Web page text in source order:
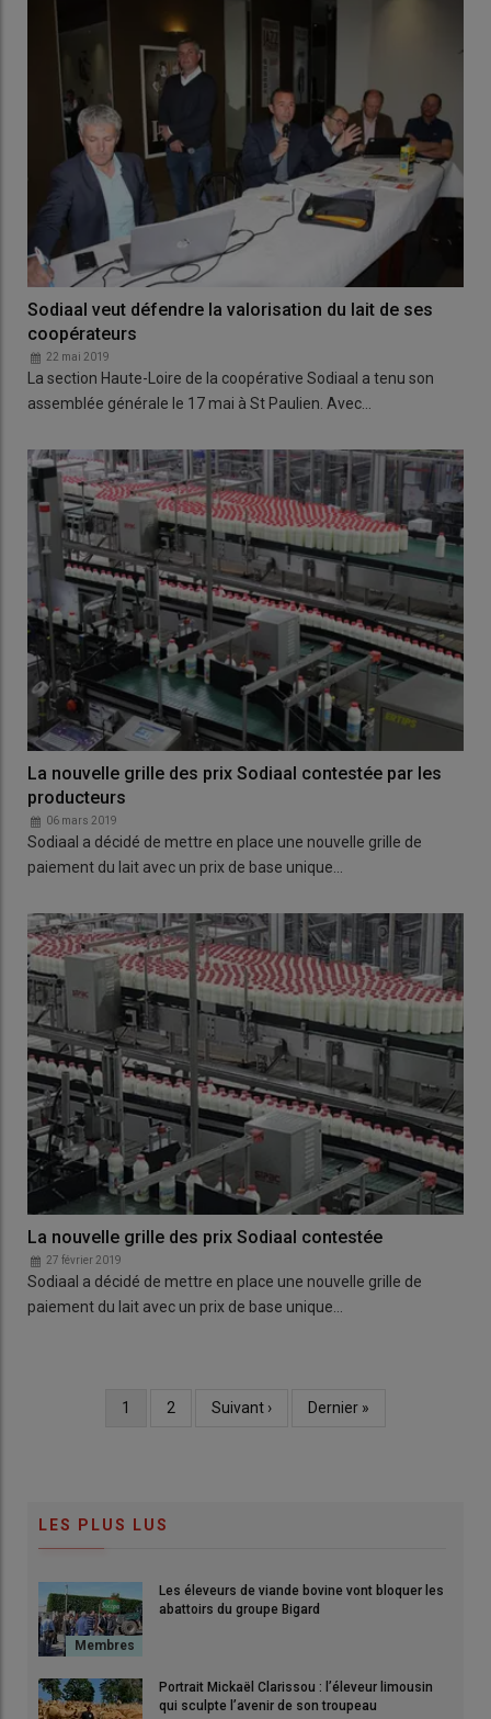
Sodiaal veut défendre la valorisation du lait de ses
coopérateurs
22 mai 2019
La section Haute-Loire de la coopérative Sodiaal a tenu son
assemblée générale le 17 mai à St Paulien. Avec…
La nouvelle grille des prix Sodiaal contestée par les
producteurs
06 mars 2019
Sodiaal a décidé de mettre en place une nouvelle grille de
paiement du lait avec un prix de base unique…
La nouvelle grille des prix Sodiaal contestée
27 février 2019
Sodiaal a décidé de mettre en place une nouvelle grille de
paiement du lait avec un prix de base unique…
Page
1 Page
2
Page
Suivant ›
Dernière
Dernier »
LES PLUS LUS
Les éleveurs de viande bovine vont bloquer les
abattoirs du groupe Bigard
Portrait Mickaël Clarissou : l’éleveur limousin
qui sculpte l’avenir de son troupeau